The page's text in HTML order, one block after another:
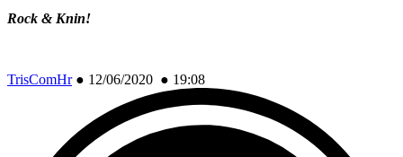
Rock & Knin!
TrisComHr● 12/06/2020 ● 19:08